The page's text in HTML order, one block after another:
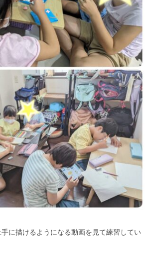
に描けるようになる動画を見て練習してい